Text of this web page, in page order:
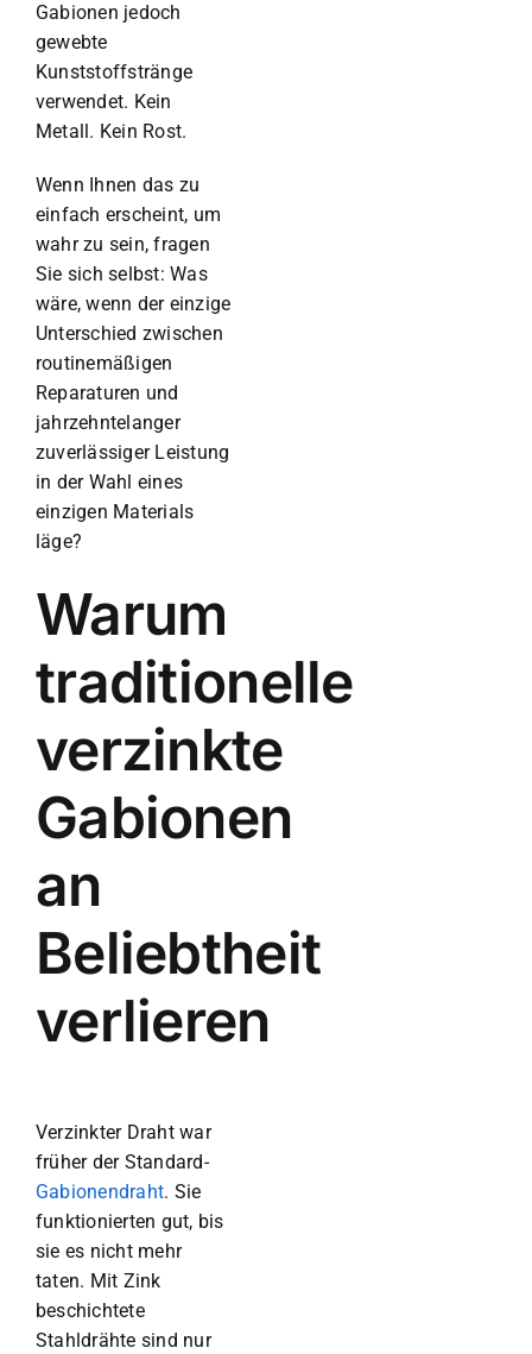
Gabionen jedoch
gewebte
Kunststoffstränge
verwendet. Kein
Metall. Kein Rost.
Wenn Ihnen das zu
einfach erscheint, um
wahr zu sein, fragen
Sie sich selbst: Was
wäre, wenn der einzige
Unterschied zwischen
routinemäßigen
Reparaturen und
jahrzehntelanger
zuverlässiger Leistung
in der Wahl eines
einzigen Materials
läge?
Warum
traditionelle
verzinkte
Gabionen
an
Beliebtheit
verlieren
Verzinkter Draht war
früher der Standard-
Gabionendraht. Sie
funktionierten gut, bis
sie es nicht mehr
taten. Mit Zink
beschichtete
Stahldrähte sind nur